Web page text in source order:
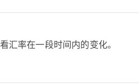
汇率在一段时间内的变化。